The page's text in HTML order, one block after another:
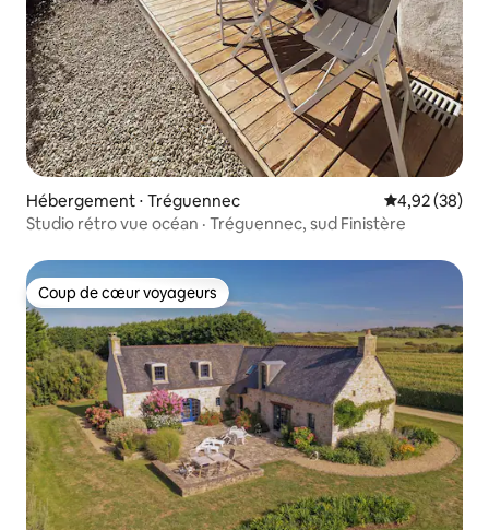
Hébergement ⋅ Tréguennec Évaluation
4,92 (38)
Studio rétro vue océan · Tréguennec, sud Finistère
Coup de cœur voyageurs
Coup de cœur voyageurs